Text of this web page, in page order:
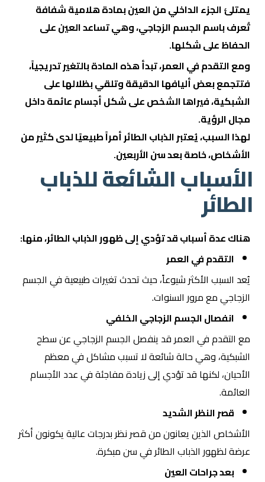
يمتلئ الجزء الداخلي من العين بمادة هلامية شفافة
تُعرف باسم الجسم الزجاجي، وهي تساعد العين على
الحفاظ على شكلها.
ومع التقدم في العمر، تبدأ هذه المادة بالتغير تدريجياً،
فتتجمع بعض أليافها الدقيقة وتلقي بظلالها على
الشبكية، فيراها الشخص على شكل أجسام عائمة داخل
مجال الرؤية.
لهذا السبب، يُعتبر الذباب الطائر أمراً طبيعيًا لدى كثير من
الأشخاص، خاصة بعد سن الأربعين.
الأسباب الشائعة للذباب
الطائر
هناك عدة أسباب قد تؤدي إلى ظهور الذباب الطائر، منها:
التقدم في العمر
يُعد السبب الأكثر شيوعاً، حيث تحدث تغيرات طبيعية في الجسم
الزجاجي مع مرور السنوات.
انفصال الجسم الزجاجي الخلفي
مع التقدم في العمر قد ينفصل الجسم الزجاجي عن سطح
الشبكية، وهي حالة شائعة لا تسبب مشاكل في معظم
الأحيان، لكنها قد تؤدي إلى زيادة مفاجئة في عدد الأجسام
العائمة.
قصر النظر الشديد
الأشخاص الذين يعانون من قصر نظر بدرجات عالية يكونون أكثر
عرضة لظهور الذباب الطائر في سن مبكرة.
بعد جراحات العين